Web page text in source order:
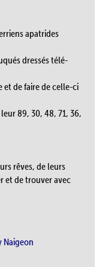
apatrides
dressés télé-
et de faire de celle-ci
89, 30, 48, 71, 36,
rêves, de leurs
et de trouver avec
Naigeon